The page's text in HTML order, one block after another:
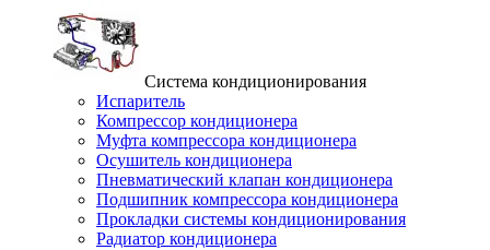
Система кондиционирования
Испаритель
Компрессор кондиционера
Муфта компрессора кондиционера
Осушитель кондиционера
Пневматический клапан кондиционера
Подшипник компрессора кондиционера
Прокладки системы кондиционирования
Радиатор кондиционера